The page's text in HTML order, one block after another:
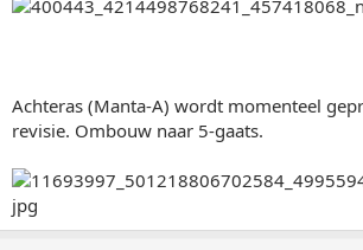
Achteras (Manta-A) wordt momenteel
revisie. Ombouw naar 5-gaats.